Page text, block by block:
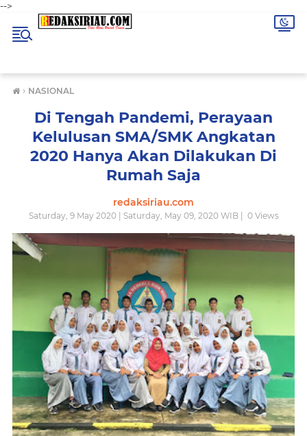
-->
› NASIONAL
Di Tengah Pandemi, Perayaan
Kelulusan SMA/SMK Angkatan
2020 Hanya Akan Dilakukan Di
Rumah Saja
redaksiriau.com
Saturday, 9 May 2020 | Saturday, May 09, 2020 WIB | 0Views